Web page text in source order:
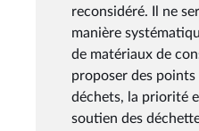
reconsidéré. Il ne
manière
de matériaux de
proposer des points
déchets, la priorité
soutien des